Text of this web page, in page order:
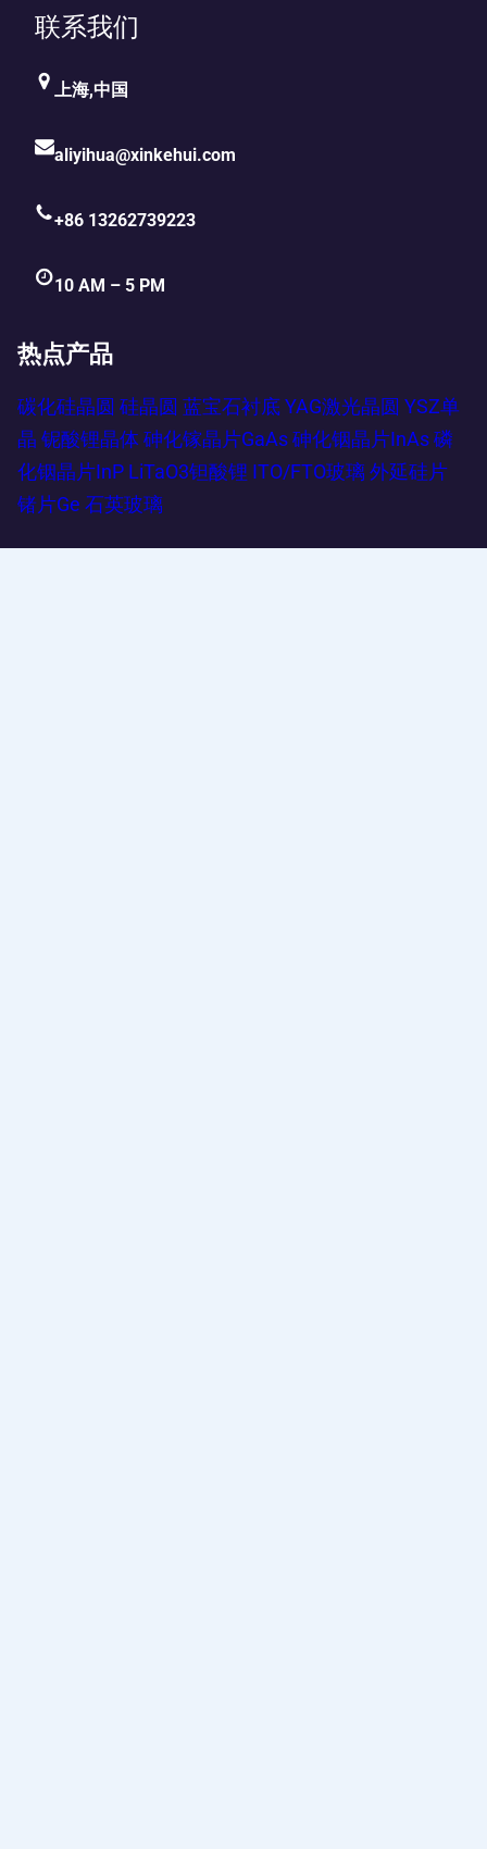
联系我们
上海,中国
aliyihua@xinkehui.com
+86 13262739223
10 AM – 5 PM
热点产品
碳化硅晶圆 硅晶圆 蓝宝石衬底 YAG激光晶圆 YSZ单
晶 铌酸锂晶体 砷化镓晶片GaAs 砷化铟晶片InAs 磷
化铟晶片InP LiTaO3钽酸锂 ITO/FTO玻璃 外延硅片
锗片Ge 石英玻璃